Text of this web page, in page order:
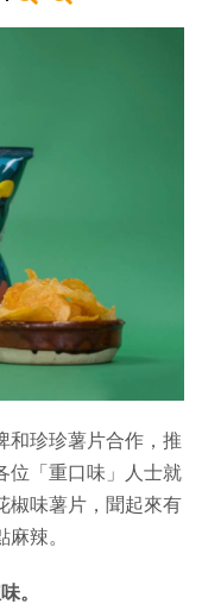
和珍珍薯片合作，推
位「重口味」人士就
椒味薯片，聞起來有
辣。
。